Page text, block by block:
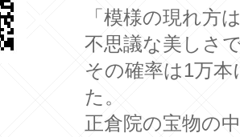
「模様の現れ方
不思議な美し
その確率は1万
た。
正倉院の宝物の